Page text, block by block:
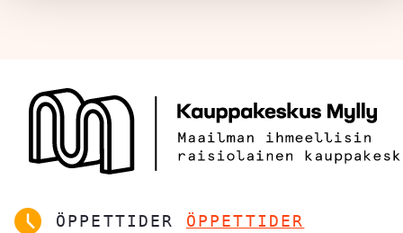
ÖPPETTIDER ÖPPETTIDER